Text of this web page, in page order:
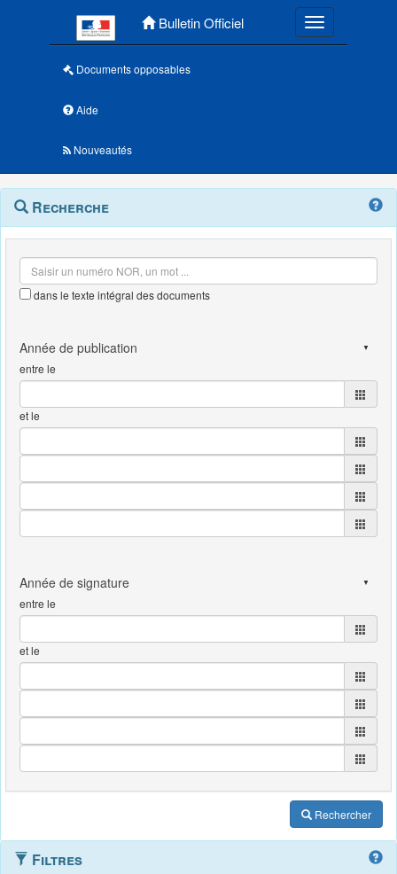
Bulletin Officiel Toggle
Documents opposables
Aide
Nouveautés
Navigation
outils
Menu
contextuel
Recherche
dans le texte intégral des documents
entre le
et le
entre le
et le
Rechercher
Filtres